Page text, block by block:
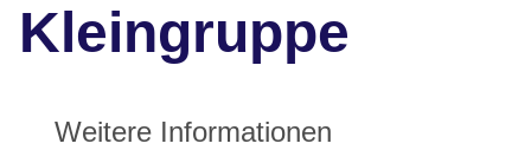
Kleingruppe
Weitere Informationen